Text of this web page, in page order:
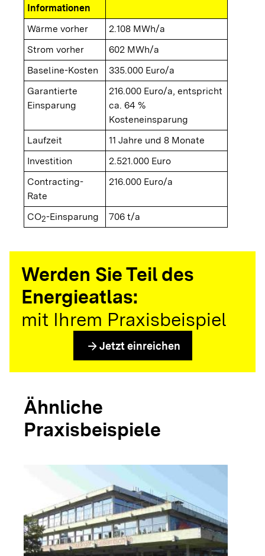
Informationen
Wärme vorher
2.108 MWh/a
Strom vorher
602 MWh/a
Baseline-Kosten
335.000 Euro/a
Garantierte
Einsparung
216.000 Euro/a, entspricht
ca. 64 %
Kosteneinsparung
Laufzeit
11 Jahre und 8 Monate
Investition
2.521.000 Euro
Contracting-
Rate
216.000 Euro/a
CO2-Einsparung 706 t/a
Werden Sie Teil des
Energieatlas:
mit Ihrem Praxisbeispiel
arrow_forward Jetzt einreichen
Ähnliche
Praxisbeispiele